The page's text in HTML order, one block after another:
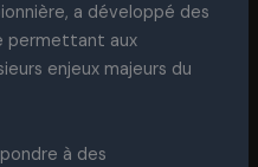
a développé des
permettant aux
enjeux majeurs du
à des